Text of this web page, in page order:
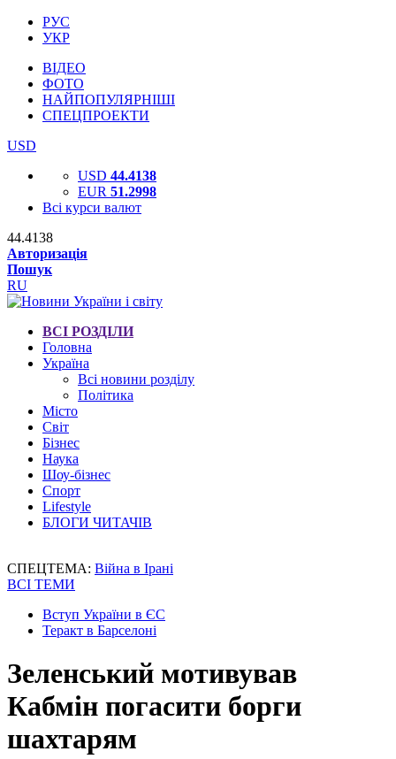
РУС
УКР
ВІДЕО
ФОТО
НАЙПОПУЛЯРНІШІ
СПЕЦПРОЕКТИ
USD
USD 44.4138
EUR 51.2998
Всі курси валют
44.4138
Авторизація
Пошук
RU
ВСІ РОЗДІЛИ
Головна
Україна
Всі новини розділу
Політика
Місто
Світ
Бізнес
Наука
Шоу-бізнес
Спорт
Lifestyle
БЛОГИ ЧИТАЧІВ
СПЕЦТЕМА: Війна в Ірані
ВСІ ТЕМИ
Вступ України в ЄС
Теракт в Барселоні
Зеленський мотивував
Кабмін погасити борги
шахтарям